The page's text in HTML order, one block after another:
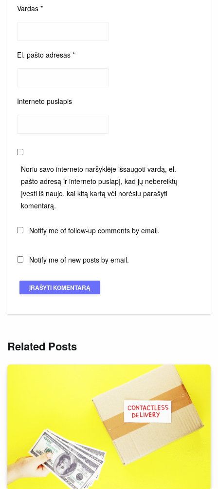
Vardas *
El. pašto adresas *
Interneto puslapis
Noriu savo interneto naršyklėje išsaugoti vardą, el.
pašto adresą ir interneto puslapį, kad jų nebereiktų
įvesti iš naujo, kai kitą kartą vėl norėsiu parašyti
komentarą.
Notify me of follow-up comments by email.
Notify me of new posts by email.
Related Posts